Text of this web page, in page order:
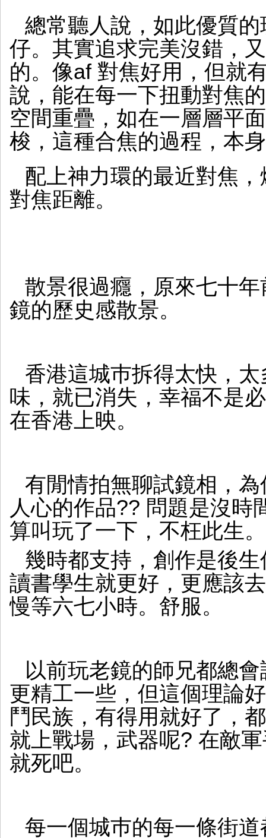
總常聽人說，如此優質
仔。其實追求完美沒錯，
的。像af 對焦好用，但就
說，能在每一下扭動對焦
空間重疊，如在一層層平
梭，這種合焦的過程，本
配上神力環的最近對焦
對焦距離。
散景很過癮，原來七十
鏡的歷史感散景。
香港這城巿拆得太快，
味，就已消失，幸福不是
在香港上映。
有閒情拍無聊試鏡相，
人心的作品?? 問題是沒時
算叫玩了一下，不枉此生。
幾時都支持，創作是後
讀書學生就更好，更應該
慢等六七小時。舒服。
以前玩老鏡的師兄都總
更精工一些，但這個理論
鬥民族，有得用就好了，
就上戰場，武器呢? 在敵
就死吧。
每一個城巿的每一條街